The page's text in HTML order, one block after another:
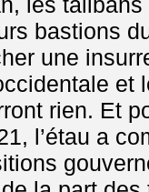
bastions
une
et
rien. Et
l’étau a